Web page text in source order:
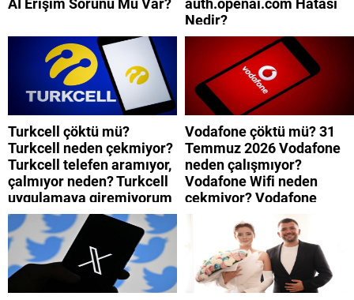
AI Erişim Sorunu Mu Var?
auth.openai.com Hatası
Nedir?
Turkcell çöktü mü?
Turkcell neden çekmiyor?
Turkcell telefen aramıyor,
çalmıyor neden? Turkcell
uygulamaya giremiyorum
neden? Turkcell internet
neden yavaş?
Vodafone çöktü mü? 31
Temmuz 2026 Vodafone
neden çalışmıyor?
Vodafone Wifi neden
çekmiyor? Vodafone
mobil uygulamaya neden
giremiyorum?